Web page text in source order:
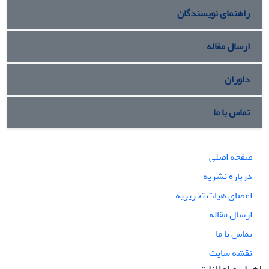
راهنمای نویسندگان
ارسال مقاله
داوران
تماس با ما
صفحه اصلی
درباره نشریه
اعضای هیات تحریریه
ارسال مقاله
تماس با ما
نقشه سایت